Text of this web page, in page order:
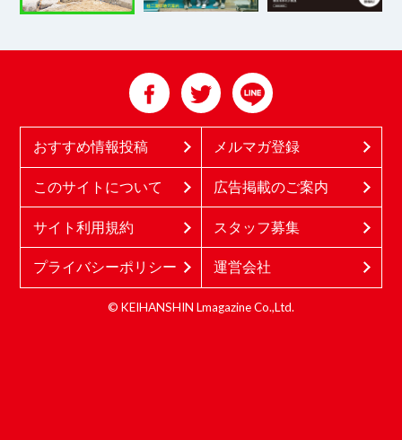
おすすめ情報投稿 メルマガ登録
このサイトについて 広告掲載のご案内
サイト利用規約 スタッフ募集
プライバシーポリシー 運営会社
© KEIHANSHIN Lmagazine Co.,Ltd.